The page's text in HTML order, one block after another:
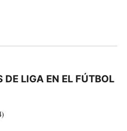
DE LIGA EN EL FÚTBOL